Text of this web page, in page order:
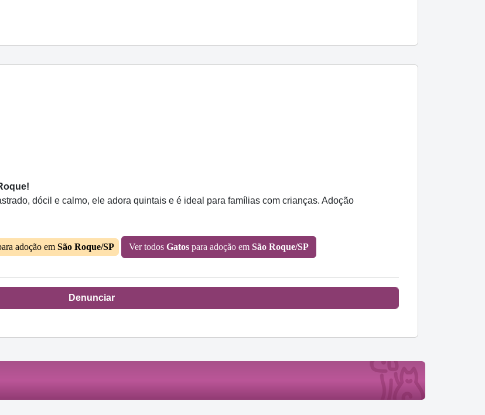
dócil e calmo, ele adora quintais e é ideal para famílias com crianças. Adoção
adoção em São Roque/SP Ver todos Gatos para adoção em São Roque/SP
Denunciar